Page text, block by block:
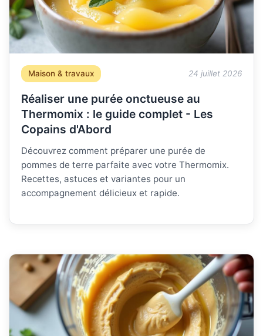
Maison & travaux 24 juillet 2026
Réaliser une purée onctueuse au
Thermomix : le guide complet - Les
Copains d'Abord
Découvrez comment préparer une purée de
pommes de terre parfaite avec votre Thermomix.
Recettes, astuces et variantes pour un
accompagnement délicieux et rapide.